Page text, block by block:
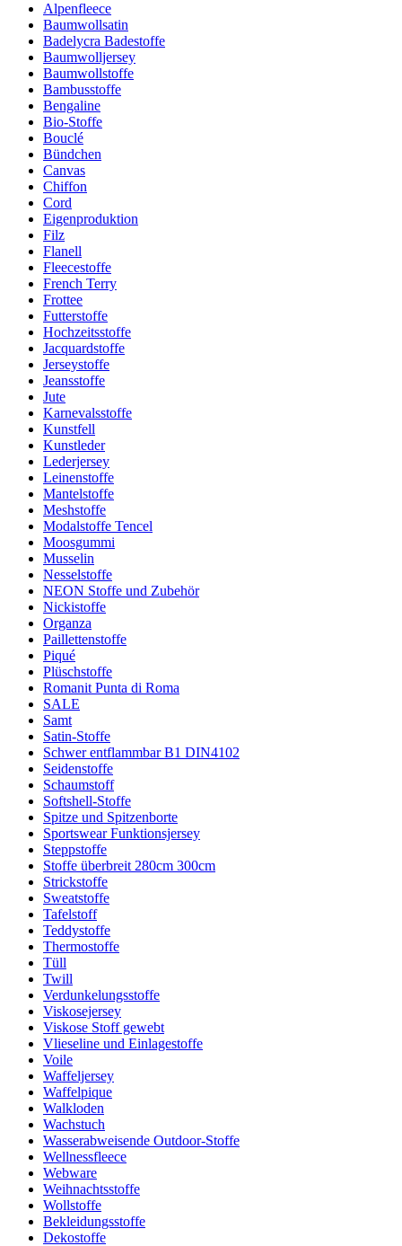
Alpenfleece
Baumwollsatin
Badelycra Badestoffe
Baumwolljersey
Baumwollstoffe
Bambusstoffe
Bengaline
Bio-Stoffe
Bouclé
Bündchen
Canvas
Chiffon
Cord
Eigenproduktion
Filz
Flanell
Fleecestoffe
French Terry
Frottee
Futterstoffe
Hochzeitsstoffe
Jacquardstoffe
Jerseystoffe
Jeansstoffe
Jute
Karnevalsstoffe
Kunstfell
Kunstleder
Lederjersey
Leinenstoffe
Mantelstoffe
Meshstoffe
Modalstoffe Tencel
Moosgummi
Musselin
Nesselstoffe
NEON Stoffe und Zubehör
Nickistoffe
Organza
Paillettenstoffe
Piqué
Plüschstoffe
Romanit Punta di Roma
SALE
Samt
Satin-Stoffe
Schwer entflammbar B1 DIN4102
Seidenstoffe
Schaumstoff
Softshell-Stoffe
Spitze und Spitzenborte
Sportswear Funktionsjersey
Steppstoffe
Stoffe überbreit 280cm 300cm
Strickstoffe
Sweatstoffe
Tafelstoff
Teddystoffe
Thermostoffe
Tüll
Twill
Verdunkelungsstoffe
Viskosejersey
Viskose Stoff gewebt
Vlieseline und Einlagestoffe
Voile
Waffeljersey
Waffelpique
Walkloden
Wachstuch
Wasserabweisende Outdoor-Stoffe
Wellnessfleece
Webware
Weihnachtsstoffe
Wollstoffe
Bekleidungsstoffe
Dekostoffe